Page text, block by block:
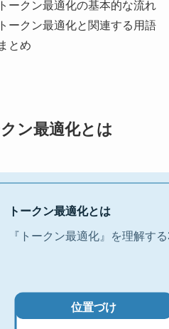
トークン最適化の基本的な流れ
トークン最適化と関連する用語
まとめ
クン最適化とは
トークン最適化とは
『トークン最適化』を理解す
位置づけ